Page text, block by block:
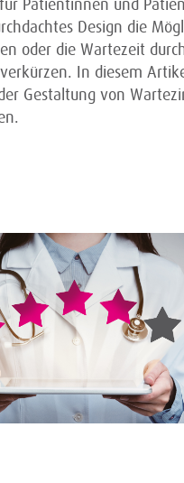
Patientinnen und
Design die
oder die Wartezeit
In diesem
Gestaltung von